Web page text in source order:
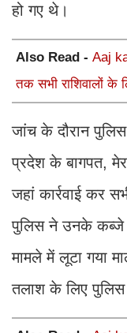
हो गए थे।
Also Read - Aaj
तक सभी राशिवालों के
जांच के दौरान
प्रदेश के बागपत,
जहां कार्रवाई कर
पुलिस ने उनके कब्जे
मामले में लूटा गया
तलाश के लिए पुलिस